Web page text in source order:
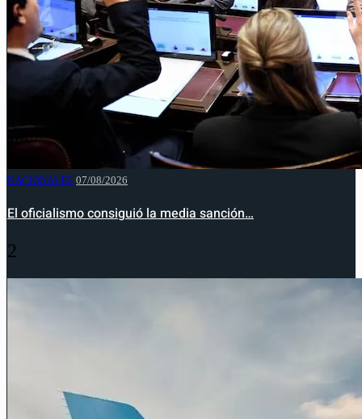
NACIONALES 07/08/2026
El oficialismo consiguió la media sanción…
2